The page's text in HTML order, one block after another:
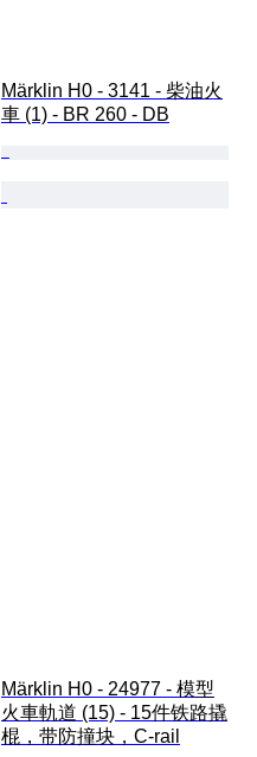
Märklin H0 - 3141 - 柴油火
車 (1) - BR 260 - DB
Märklin H0 - 24977 - 模型
火車軌道 (15) - 15件铁路撬
棍，带防撞块，C-rail